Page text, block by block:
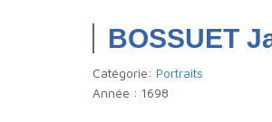
BOSSUET
Catégorie: Portraits
Année : 1698